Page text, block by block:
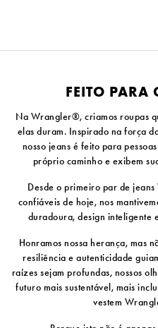
FEITO PARA
Na Wrangler®, criamos roupas
elas duram. Inspirado na força
nosso jeans é feito para
próprio caminho e exibem
Desde o primeiro par de
confiáveis ​​de hoje, nos
duradoura, design inteligente
Honramos nossa herança, mas
resiliência e autenticidade
raízes sejam profundas, nossos
futuro mais sustentável, mais
vestem